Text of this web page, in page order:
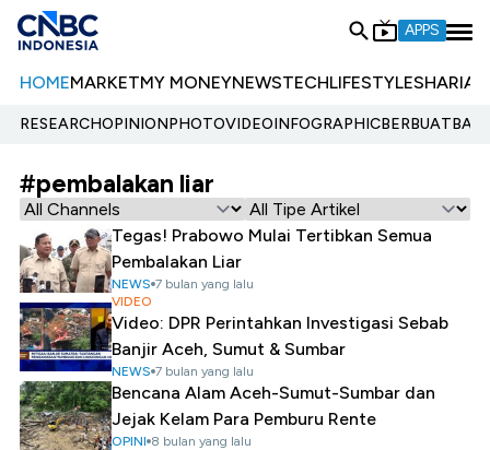
APPS
HOMEMARKETMY MONEYNEWSTECHLIFESTYLESHARIA
RESEARCHOPINIONPHOTOVIDEOINFOGRAPHIC
#pembalakan liar
Tegas! Prabowo Mulai Tertibkan Semua
Pembalakan Liar
NEWS 7 bulan yang lalu
VIDEO
Video: DPR Perintahkan Investigasi Sebab
Banjir Aceh, Sumut & Sumbar
NEWS 7 bulan yang lalu
Bencana Alam Aceh-Sumut-Sumbar dan
Jejak Kelam Para Pemburu Rente
OPINI 8 bulan yang lalu